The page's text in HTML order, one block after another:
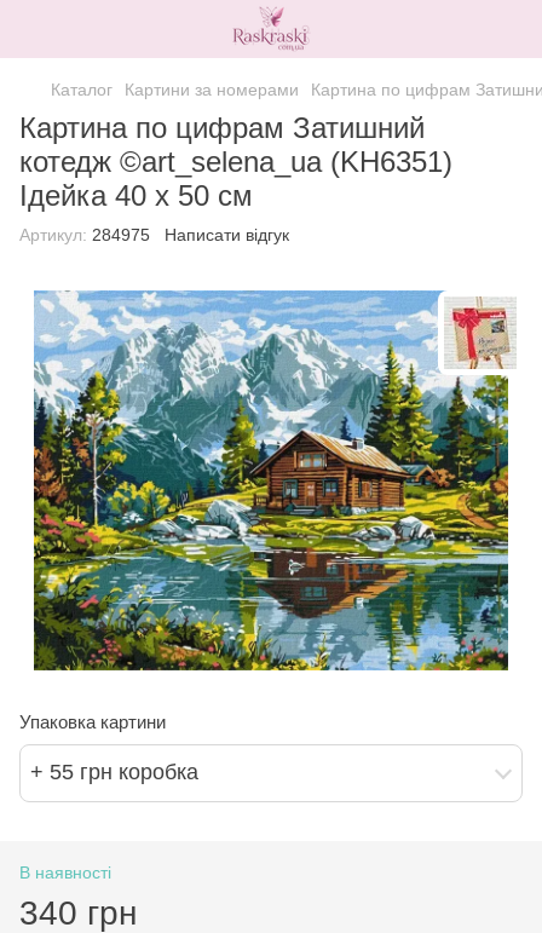
Каталог Картини за номерами Картина по цифрам
Картина по цифрам Затишний
котедж ©art_selena_ua (KH6351)
Ідейка 40 х 50 см
Артикул: 284975 Написати відгук
Упаковка картини
+ 55 грн коробка
В наявності
340 грн